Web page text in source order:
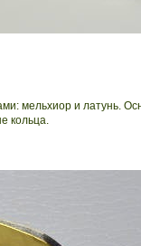
мельхиор и латунь.
кольца.